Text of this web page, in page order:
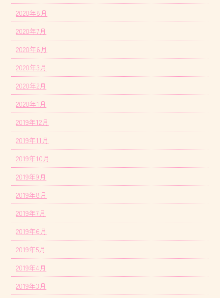
2020年8月
2020年7月
2020年6月
2020年3月
2020年2月
2020年1月
2019年12月
2019年11月
2019年10月
2019年9月
2019年8月
2019年7月
2019年6月
2019年5月
2019年4月
2019年3月